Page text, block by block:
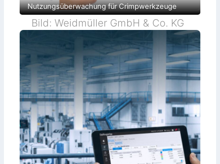
Nutzungsüberwachung für Crimpwerkzeuge
Bild: Weidmüller GmbH & Co. KG